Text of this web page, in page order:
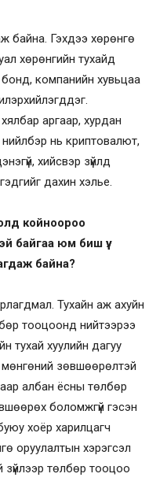
байна. Гэхдээ хөрөнгө
хөрөнгийн тухайд
бонд, компанийн хувьцаа
аргаар, хурдан
нийлбэр нь криптовалют,
хийсвэр зүйлд
дахин хэлье.
койноороо
байгаа юм биш үү.
байна?
Тухайн аж ахуйн
тооцоонд нийтээрээ
тухай хуулийн дагуу
зөвшөөрөлтэй
албан ёсны төлбөр
боломжгүй гэсэн
хоёр харилцагч
оруулалтын хэрэгсэл
зүйлээр төлбөр тооцоо